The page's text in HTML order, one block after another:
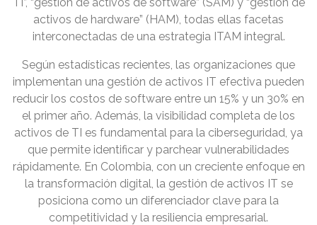
activos de hardware” (HAM), todas ellas facetas
interconectadas de una estrategia ITAM integral.
Según estadísticas recientes, las organizaciones que
implementan una gestión de activos IT efectiva pueden
reducir los costos de software entre un 15% y un 30% en
el primer año. Además, la visibilidad completa de los
activos de TI es fundamental para la ciberseguridad, ya
que permite identificar y parchear vulnerabilidades
rápidamente. En Colombia, con un creciente enfoque en
la transformación digital, la gestión de activos IT se
posiciona como un diferenciador clave para la
competitividad y la resiliencia empresarial.